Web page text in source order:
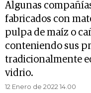
Algunas
fabricados con
pulpa de maíz o
conteniendo sus
tradicionalmente
vidrio.
12 Enero de 2022 14.00